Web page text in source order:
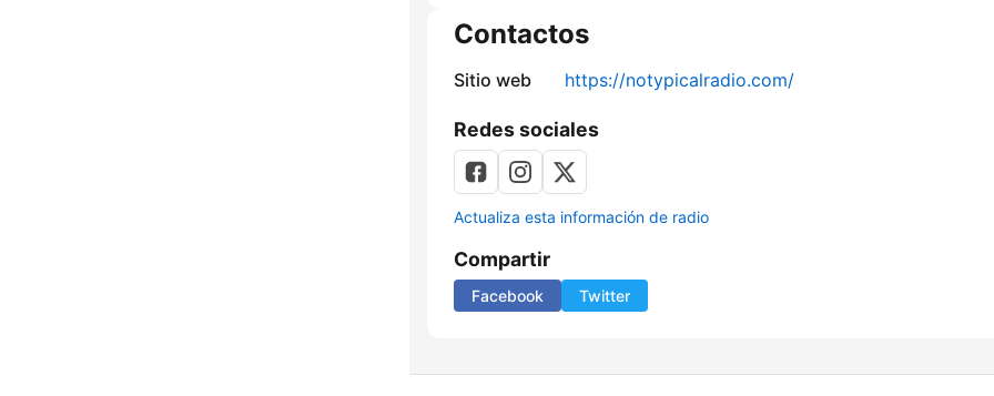
Contactos
Sitio web https://notypicalradio.com/
Redes sociales
Actualiza esta información de radio
Compartir
Facebook Twitter